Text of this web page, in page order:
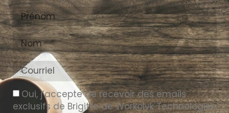
Oui, j’accepte de recevoir des emails
exclusifs de Brigitte de Workolyk Technologies